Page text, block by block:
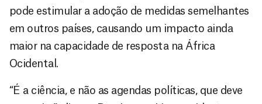
pode estimular a adoção de medidas semelhantes
em outros países, causando um impacto ainda
maior na capacidade de resposta na África
Ocidental.
“É a ciência, e não as agendas políticas, que deve